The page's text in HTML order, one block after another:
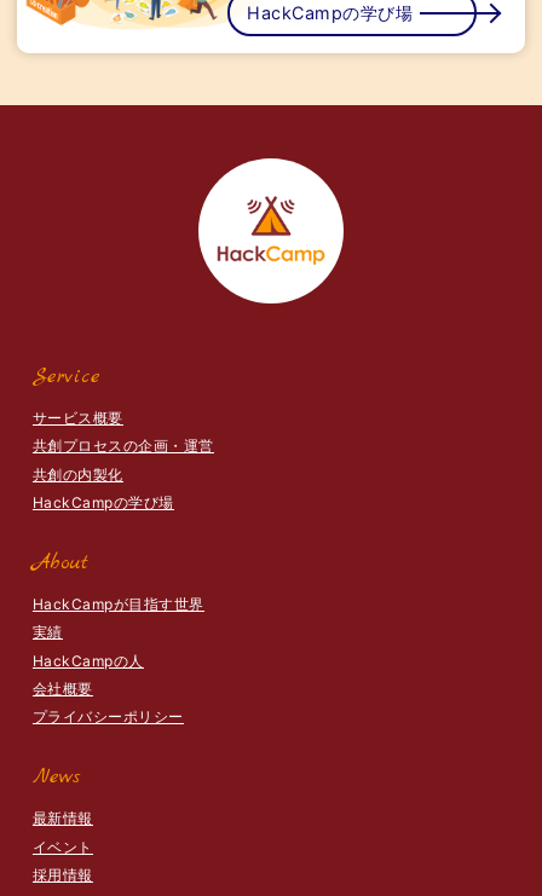
HackCampの学び場
Service
サービス概要
共創プロセスの企画・運営
共創の内製化
HackCampの学び場
About
HackCampが目指す世界
実績
HackCampの人
会社概要
プライバシーポリシー
News
最新情報
イベント
採用情報